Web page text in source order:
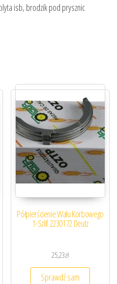
isb, brodzik pod prysznic
Półpierścienie Wału Korbowego
1-Szlif 2230172 Deutz
25,23zł
Sprawdź sam